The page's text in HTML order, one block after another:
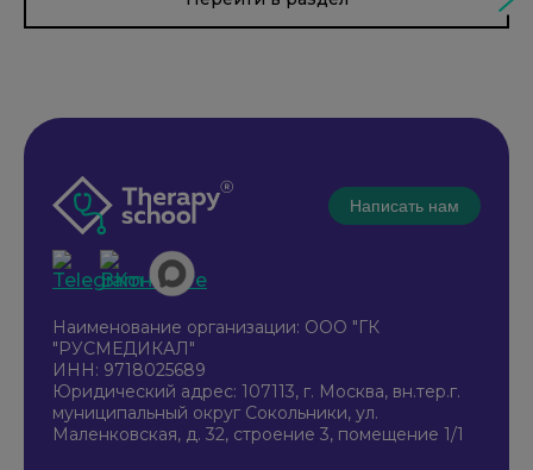
Написать нам
Наименование организации: ООО "ГК
"РУСМЕДИКАЛ"
ИНН: 9718025689
Юридический адрес: 107113, г. Москва, вн.тер.г.
муниципальный округ Сокольники, ул.
Маленковская, д. 32, строение 3, помещение 1/1